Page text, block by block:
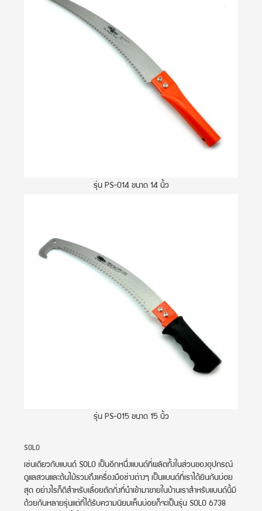
รุ่น PS-014 ขนาด 14 นิ้ว
รุ่น PS-015 ขนาด 15 นิ้ว
SOLO
เช่นเดียวกับแบนด์ SOLO เป็นอีกหนึ่งแบนด์ที่ผลิตทั้งในส่วนของอุปกรณ์
ดูแลสวนและต้นไม้รวมถึงเครื่องมือช่างต่างๆ เป็นแบนด์ที่เราได้ยินกันบ่อย
สุด อย่างไรก็ดีสำหรับเลื่อยตัดกิ่งที่นำเข้ามาขายในบ้านเราสำหรับแบนด์นี้มี
ด้วยกันหลายรุ่นแต่ที่ได้รับความนิยมเห็นบ่อยก็จะเป็นรุ่น SOLO 6738